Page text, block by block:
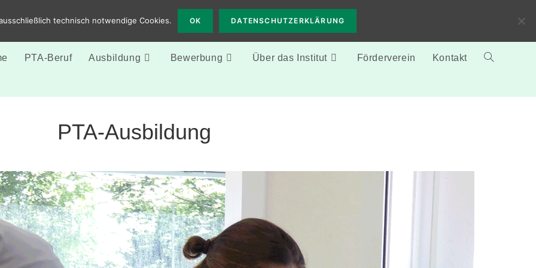
PTA-Beruf Ausbildung Bewerbung Über das Institut Förderverein Kontakt Website-
PTA-Ausbildung
technisch notwendige Cookies. OK DATENSCHUTZERKLÄRUNG